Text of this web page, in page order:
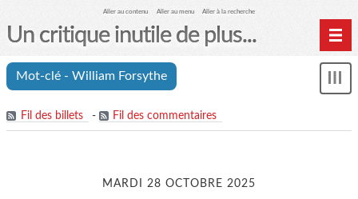
Aller au contenu Aller au menu Aller à la recherche
Un critique inutile de plus...
Home
Mot-clé - William Forsythe
Fil des billets - Fil des commentaires
MARDI 28 OCTOBRE 2025